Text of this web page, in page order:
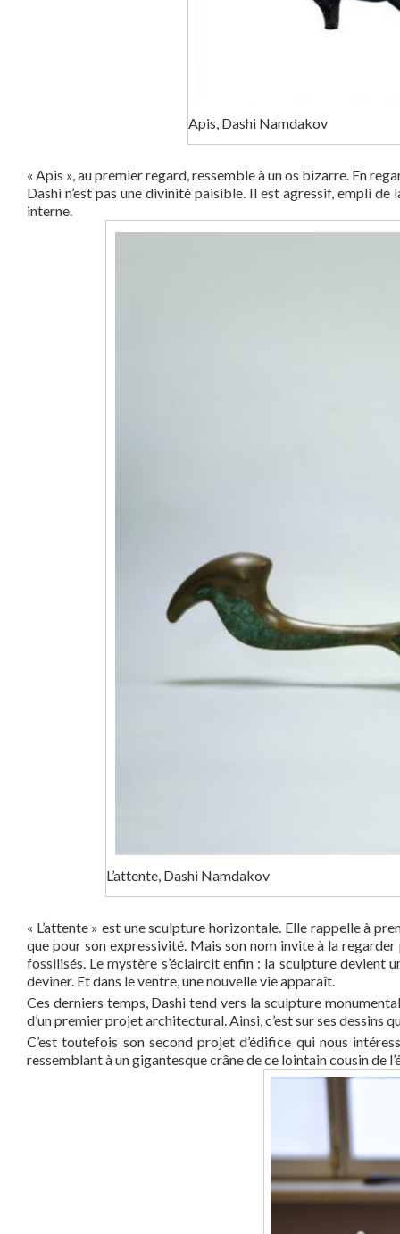
Apis, Dashi Namdakov
« Apis », au premier regard, ressemble à un os bizarre. En
Dashi n’est pas une divinité paisible. Il est agressif, empli
interne.
L’attente, Dashi Namdakov
« L’attente » est une sculpture horizontale. Elle rappelle à
que pour son expressivité. Mais son nom invite à la
fossilisés. Le mystère s’éclaircit enfin : la sculpture devient
deviner. Et dans le ventre, une nouvelle vie apparaît.
Ces derniers temps, Dashi tend vers la sculpture
d’un premier projet architectural. Ainsi, c’est sur ses dessins
C’est toutefois son second projet d’édifice qui nous
ressemblant à un gigantesque crâne de ce lointain cousin de